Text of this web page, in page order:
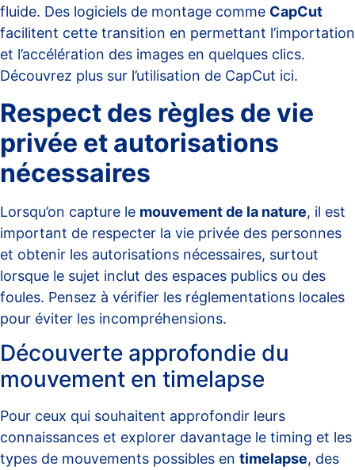
fluide. Des logiciels de montage comme CapCut
facilitent cette transition en permettant l’importation
et l’accélération des images en quelques clics.
Découvrez plus sur l’utilisation de CapCut ici.
Respect des règles de vie
privée et autorisations
nécessaires
Lorsqu’on capture le mouvement de la nature, il est
important de respecter la vie privée des personnes
et obtenir les autorisations nécessaires, surtout
lorsque le sujet inclut des espaces publics ou des
foules. Pensez à vérifier les réglementations locales
pour éviter les incompréhensions.
Découverte approfondie du
mouvement en timelapse
Pour ceux qui souhaitent approfondir leurs
connaissances et explorer davantage le timing et les
types de mouvements possibles en timelapse, des